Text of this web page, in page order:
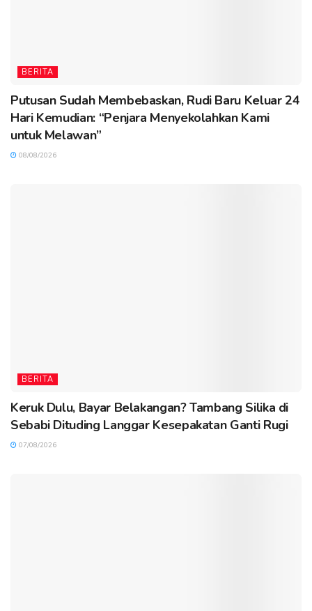
BERITA
Putusan Sudah Membebaskan, Rudi Baru Keluar 24
Hari Kemudian: “Penjara Menyekolahkan Kami
untuk Melawan”
08/08/2026
BERITA
Keruk Dulu, Bayar Belakangan? Tambang Silika di
Sebabi Dituding Langgar Kesepakatan Ganti Rugi
07/08/2026